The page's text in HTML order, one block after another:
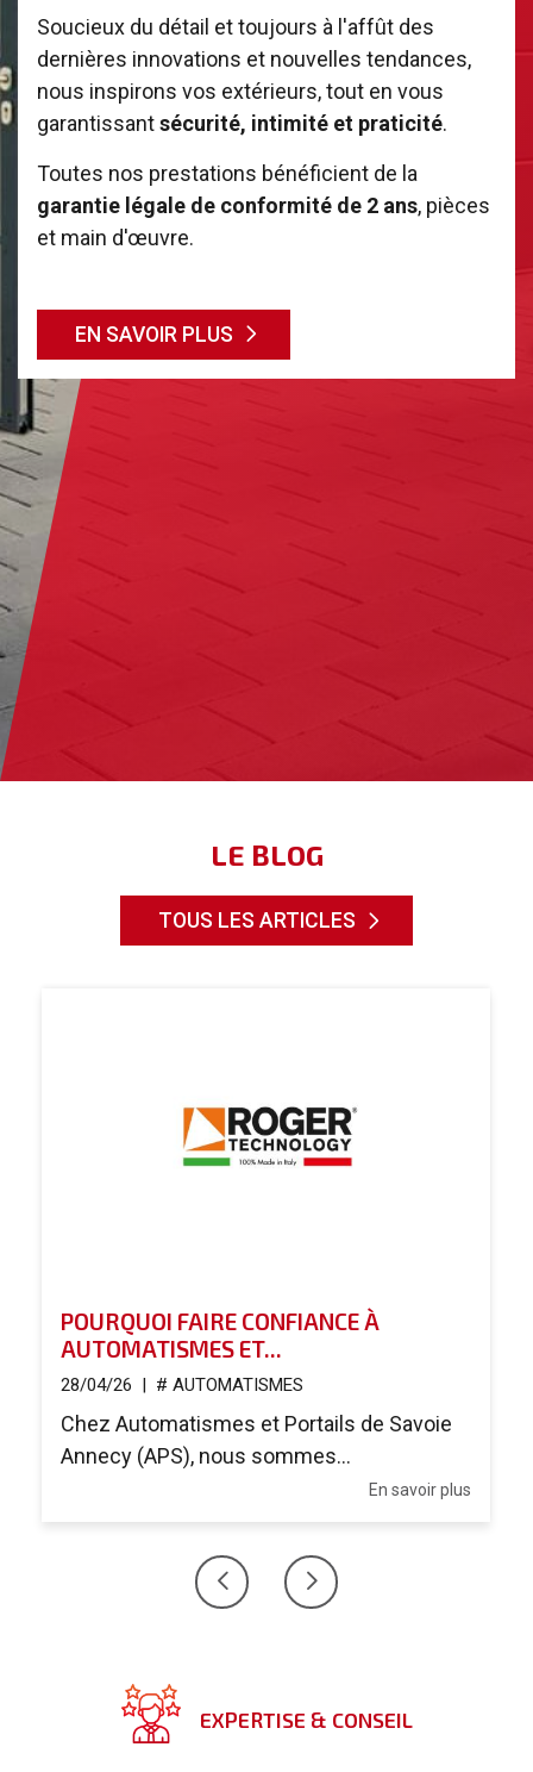
Soucieux du détail et toujours à l'affût des
dernières innovations et nouvelles tendances,
nous inspirons vos extérieurs, tout en vous
garantissantsécurité, intimité et praticité.
Toutes nos prestations bénéficient de la
garantie légale de conformité de 2 ans, pièces
et main d'œuvre.
EN SAVOIR PLUS
LE BLOG
TOUS LES ARTICLES
POURQUOI FAIRE CONFIANCE À
AUTOMATISMES ET...
28/04/26 | # AUTOMATISMES
Chez Automatismes et Portails de Savoie
Annecy (APS), nous sommes...
En savoir plus
EXPERTISE & CONSEIL